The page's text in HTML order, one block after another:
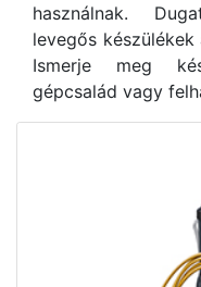
használnak.
levegős
Ismerje meg
gépcsalád vagy